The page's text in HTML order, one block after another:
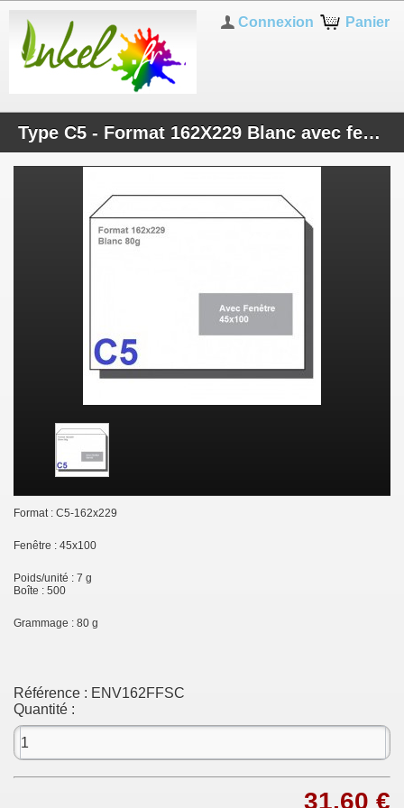
Panier
Connexion
Type C5 - Format 162X229 Blanc avec fenêtre 45X100
Format : C5-162x229
Fenêtre : 45x100
Poids/unité : 7 g
Boîte : 500
Grammage : 80 g
Référence : ENV162FFSC
Quantité :
31,60 €